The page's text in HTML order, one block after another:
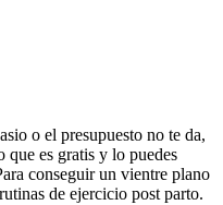
o el presupuesto no te da,
que es gratis y lo puedes
conseguir un vientre plano
de ejercicio post parto.